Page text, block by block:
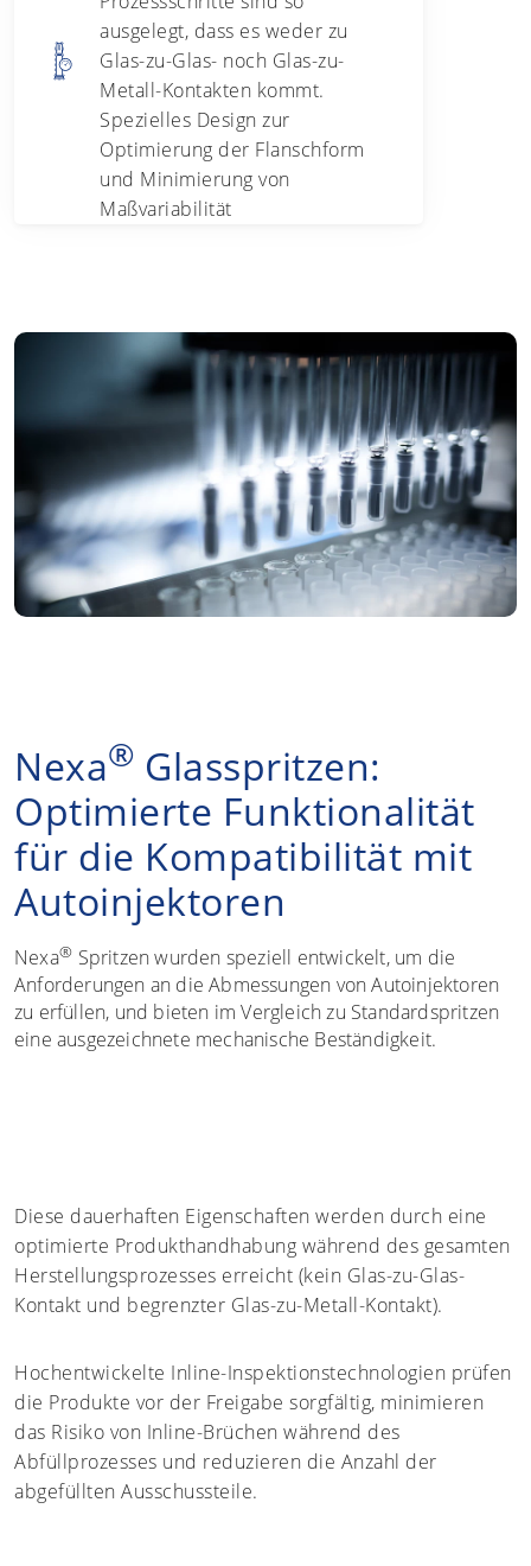
ausgelegt, dass es weder zu
Glas-zu-Glas- noch Glas-zu-
Metall-Kontakten kommt.
Spezielles Design zur
Optimierung der Flanschform
und Minimierung von
Maßvariabilität
Nexa® Glasspritzen:
Optimierte Funktionalität
für die Kompatibilität mit
Autoinjektoren
Nexa® Spritzen wurden speziell entwickelt, um die
Anforderungen an die Abmessungen von Autoinjektoren
zu erfüllen, und bieten im Vergleich zu Standardspritzen
eine ausgezeichnete mechanische Beständigkeit.
Diese dauerhaften Eigenschaften werden durch eine
optimierte Produkthandhabung während des gesamten
Herstellungsprozesses erreicht (kein Glas-zu-Glas-
Kontakt und begrenzter Glas-zu-Metall-Kontakt).
Hochentwickelte Inline-Inspektionstechnologien prüfen
die Produkte vor der Freigabe sorgfältig, minimieren
das Risiko von Inline-Brüchen während des
Abfüllprozesses und reduzieren die Anzahl der
abgefüllten Ausschussteile.